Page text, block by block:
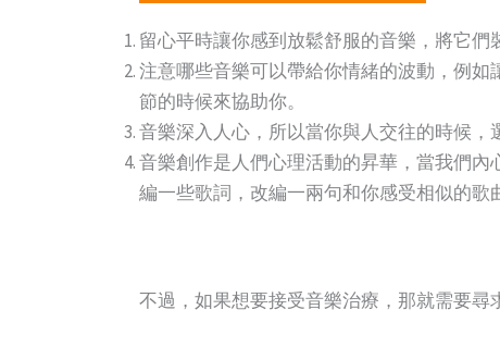
留心平時讓你感到放鬆舒服的音樂，將它們
注意哪些音樂可以帶給你情緒的波動，例
節的時候來協助你。
音樂深入人心，所以當你與人交往的時候，
音樂創作是人們心理活動的昇華，當我們
編一些歌詞，改編一兩句和你感受相似的歌
不過，如果想要接受音樂治療，那就需要尋